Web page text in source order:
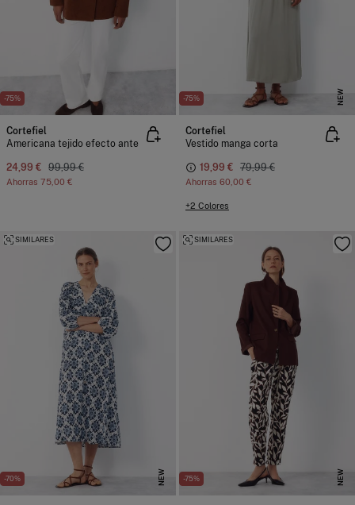
-75%
Cortefiel
Americana tejido efecto ante
24,99 € 99,99 €
Ahorras 75,00 €
-75% NEW
Cortefiel
Vestido manga corta
19,99 € 79,99 €
Ahorras 60,00 €
+2 Colores
-70% NEW
SIMILARES
-75% NEW
SIMILARES